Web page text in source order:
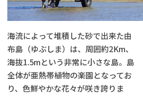
海流によって堆積した砂で出来た由
布島（ゆぶしま）は、周囲約2Km、
海抜1.5mという非常に小さな島。島
全体が亜熱帯植物の楽園となってお
り、色鮮やかな花々が咲き誇りま